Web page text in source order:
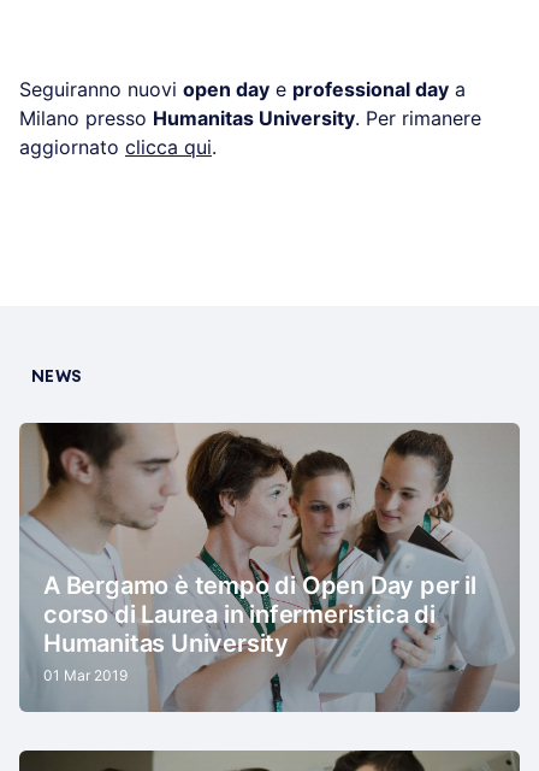
Seguiranno nuovi open day e professional day a
Milano presso Humanitas University. Per rimanere
aggiornato clicca qui.
NEWS
A Bergamo è tempo di Open Day per il
corso di Laurea in infermeristica di
Humanitas University
01 Mar 2019